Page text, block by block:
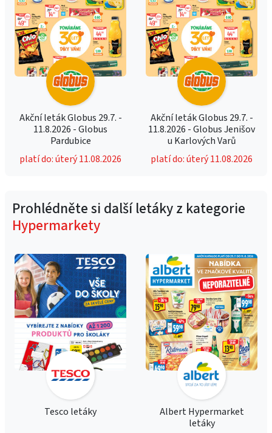
Akční leták Globus 29.7. -
11.8.2026 - Globus
Pardubice
platí do: úterý 11.08.2026
Akční leták Globus 29.7. -
11.8.2026 - Globus Jenišov
u Karlových Varů
platí do: úterý 11.08.2026
Prohlédněte si další letáky z kategorie
Hypermarkety
Tesco letáky
Albert Hypermarket
letáky